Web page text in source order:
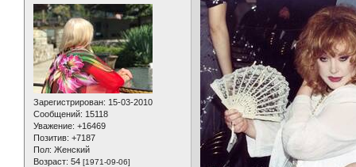
Зарегистрирован: 15-03-2010
Сообщений: 15118
Уважение: +16469
Позитив: +7187
Пол: Женский
Возраст: 54 [1971-09-06]